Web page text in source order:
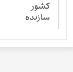
کشور
سازنده